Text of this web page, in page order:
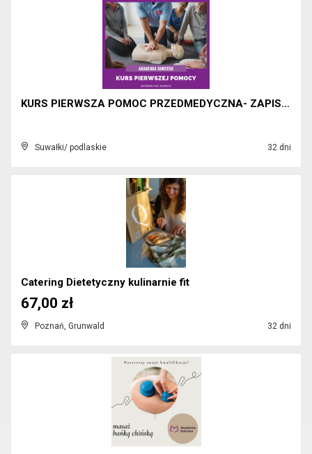
KURS PIERWSZA POMOC PRZEDMEDYCZNA- ZAPISZ SIĘ!
Suwałki/ podlaskie 32 dni
Catering Dietetyczny kulinarnie fit
Poznań, Grunwald 32 dni
67,00 zł